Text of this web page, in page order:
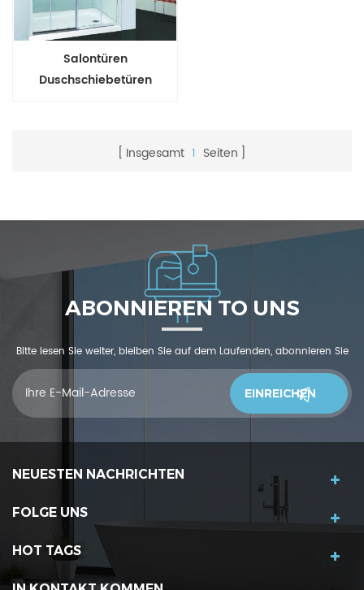
Salontüren
Duschschiebetüren
Insgesamt 1 Seiten
ABONNIEREN TO UNS
Bitte lesen Sie weiter, bleiben Sie auf dem Laufenden, abonnieren Sie
und wir begrüßen Sie, uns was zu sagendu denkst
NEUESTEN NACHRICHTEN
FOLGE UNS
HOT TAGS